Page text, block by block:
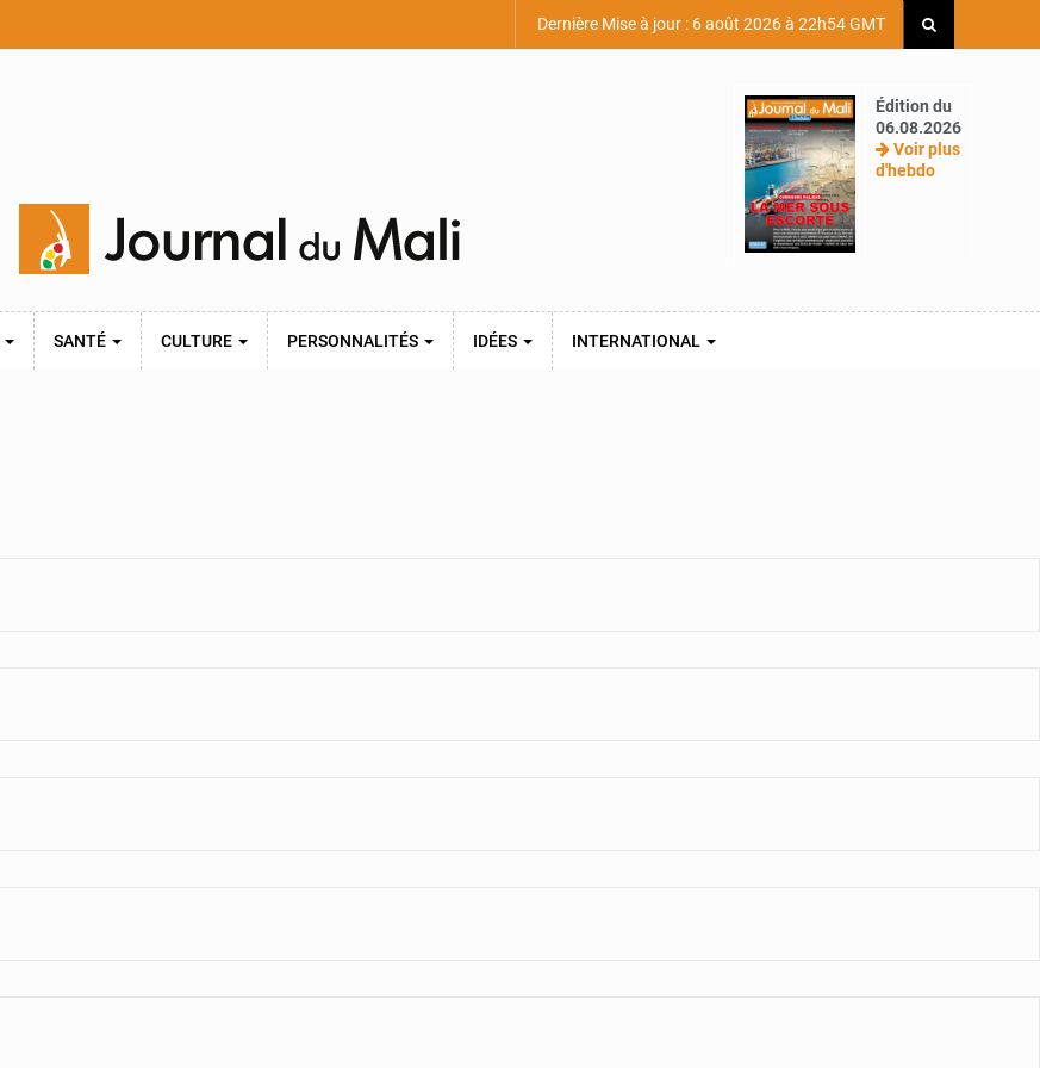
Dernière Mise à jour : 6 août 2026 à 22h54 GMT
Édition du
06.08.2026
Voir plus
d'hebdo
SANTÉ CULTURE PERSONNALITÉS IDÉES INTERNATIONAL